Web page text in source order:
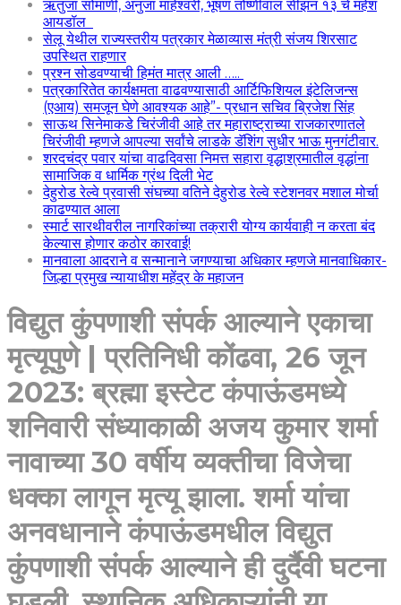
ऋतुजा सोमाणी, अनुजा माहेश्वरी, भूषण तोष्णीवाल सीझन १३ चे महेश
आयडॉल
सेलू येथील राज्यस्तरीय पत्रकार मेळाव्यास मंत्री संजय शिरसाट
उपस्थित राहणार
प्रश्न सोडवण्याची हिमंत मात्र आली …..
पत्रकारितेत कार्यक्षमता वाढवण्यासाठी आर्टिफिशियल इंटेलिजन्स
(एआय) समजून घेणे आवश्यक आहे”- प्रधान सचिव ब्रिजेश सिंह
साऊथ सिनेमाकडे चिरंजीवी आहे तर महाराष्ट्राच्या राजकारणातले
चिरंजीवी म्हणजे आपल्या सर्वांचे लाडके डॅशिंग सुधीर भाऊ मुनगंटीवार.
शरदचंद्र पवार यांचा वाढदिवसा निमत्त सहारा वृद्धाश्रमातील वृद्धांना
सामाजिक व धार्मिक ग्रंथ दिली भेट
देहुरोड रेल्वे प्रवासी संघच्या वतिने देहुरोड रेल्वे स्टेशनवर मशाल मोर्चा
काढण्यात आला
स्मार्ट सारथीवरील नागरिकांच्या तक्रारी योग्य कार्यवाही न करता बंद
केल्यास होणार कठोर कारवाई!
मानवाला आदराने व सन्मानाने जगण्याचा अधिकार म्हणजे मानवाधिकार-
जिल्हा प्रमुख न्यायाधीश महेंद्र के महाजन
विद्युत कुंपणाशी संपर्क आल्याने एकाचा
मृत्यूपुणे | प्रतिनिधी कोंढवा, 26 जून
2023: ब्रह्मा इस्टेट कंपाऊंडमध्ये
शनिवारी संध्याकाळी अजय कुमार शर्मा
नावाच्या 30 वर्षीय व्यक्तीचा विजेचा
धक्का लागून मृत्यू झाला. शर्मा यांचा
अनवधानाने कंपाऊंडमधील विद्युत
कुंपणाशी संपर्क आल्याने ही दुर्दैवी घटना